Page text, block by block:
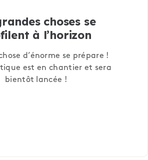
choses se
à l’horizon
d’énorme se prépare !
est en chantier et sera
bientôt lancée !